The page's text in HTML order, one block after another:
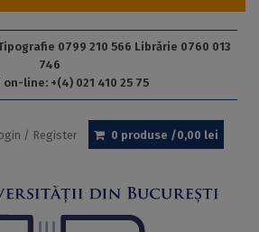
0799 210 566 Librărie 0760 013
746
on-line: +(4) 021 410 25 75
/ Register 0 produse /0,00 lei